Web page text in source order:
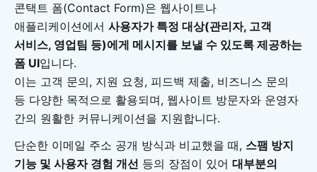
콘택트 폼(Contact Form)은 웹사이트나
애플리케이션에서 사용자가 특정 대상(관리자, 고객
서비스, 영업팀 등)에게 메시지를 보낼 수 있도록 제공하는
폼 UI입니다.
이는 고객 문의, 지원 요청, 피드백 제출, 비즈니스 문의
등 다양한 목적으로 활용되며, 웹사이트 방문자와 운영자
간의 원활한 커뮤니케이션을 지원합니다.
단순한 이메일 주소 공개 방식과 비교했을 때, 스팸 방지
기능 및 사용자 경험 개선 등의 장점이 있어 대부분의